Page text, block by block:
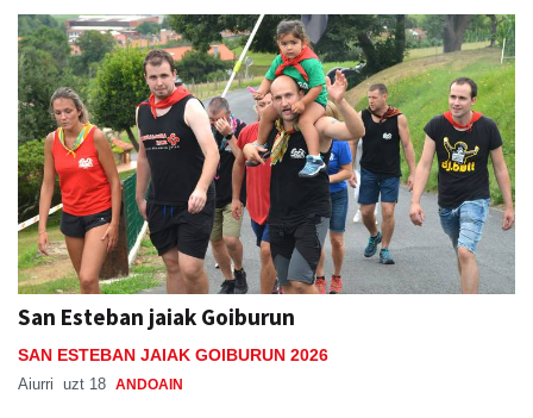
San Esteban jaiak Goiburun
SAN ESTEBAN JAIAK GOIBURUN 2026
Aiurri uzt 18 ANDOAIN